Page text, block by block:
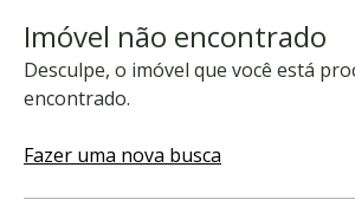
Imóvel não encontrado
Desculpe, o imóvel que você está
encontrado.
Fazer uma nova busca